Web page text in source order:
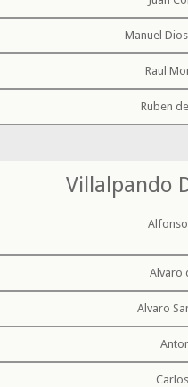
Manuel
Raul
Ruben
Villalpando
Alvaro
Alvaro